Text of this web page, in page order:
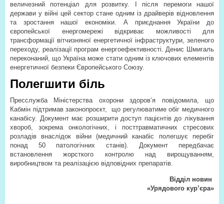
величезний потенціал для розвитку. І після перемоги нашої
держави у війні цей сектор стане одним із драйверів відновлення
та зростання нашої економіки. А приєднання України до
європейської енергомережі відкриває можливості для
трансформації вітчизняної енергетичної інфраструктури, зеленого
переходу, реалізації програм енергоефективності. Денис Шмигаль
переконаний, що Україна може стати одним із ключових елементів
енергетичної безпеки Європейського Союзу.
Полегшити біль
Пресслужба Міністерства охорони здоров’я повідомила, що
Кабмін підтримав законопроєкт,
що регулюватиме обіг медичного
канабісу. Документ має розширити доступ пацієнтів до лікування
хвороб, зокрема онкологічних, і посттравматичних стресових
розладів внаслідок війни (медичний канабіс полегшує перебіг
понад 50 патологічних станів). Документ передбачає
встановлення жорсткого конт­ролю над вирощуванням,
виробництвом та реалізацією відповідних препаратів.
Відділ новин
«Урядового кур’єра»